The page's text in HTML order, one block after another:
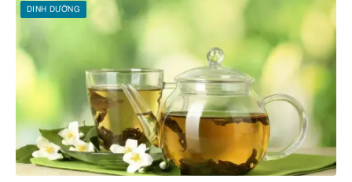
DINH DƯỠNG